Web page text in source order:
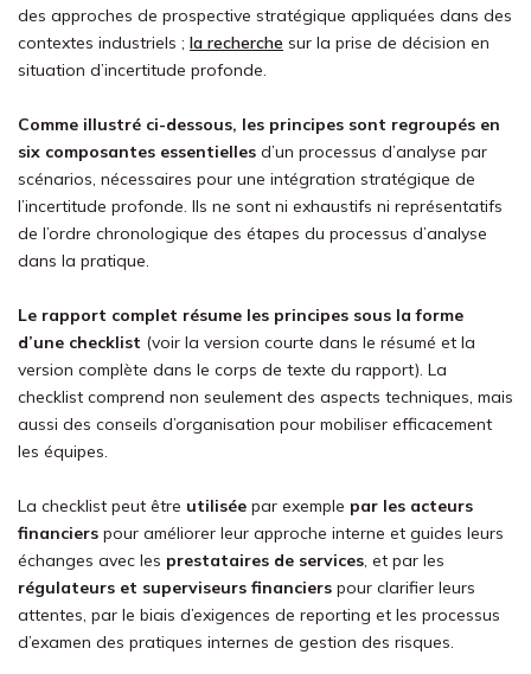
des approches de prospective stratégique appliquées dans des
contextes industriels ; la recherche sur la prise de décision en
situation d’incertitude profonde.
Comme illustré ci-dessous, les principes sont regroupés en
six composantes essentielles d’un processus d’analyse par
scénarios, nécessaires pour une intégration stratégique de
l’incertitude profonde. Ils ne sont ni exhaustifs ni représentatifs
de l’ordre chronologique des étapes du processus d’analyse
dans la pratique.
Le rapport complet résume les principes sous la forme
d’une checklist (voir la version courte dans le résumé et la
version complète dans le corps de texte du rapport). La
checklist comprend non seulement des aspects techniques, mais
aussi des conseils d’organisation pour mobiliser efficacement
les équipes.
La checklist peut être utilisée par exemple par les acteurs
financiers pour améliorer leur approche interne et guides leurs
échanges avec les prestataires de services, et par les
régulateurs et superviseurs financiers pour clarifier leurs
attentes, par le biais d’exigences de reporting et les processus
d’examen des pratiques internes de gestion des risques.